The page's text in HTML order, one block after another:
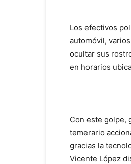
Los efectivos
automóvil,
ocultar sus
en horarios
Con este golpe,
temerario
gracias la
Vicente López